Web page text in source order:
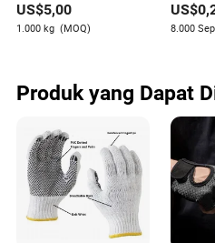
US$5,00
1.000 kg (MOQ)
Produk
US$
8.000
Produk yang Dapat